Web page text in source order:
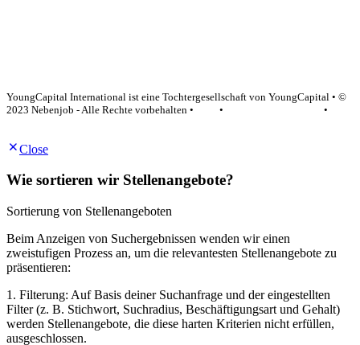
YoungCapital International ist eine Tochtergesellschaft von YoungCapital • ©
2023 Nebenjob - Alle Rechte vorbehalten •
•
•
Close
Wie sortieren wir Stellenangebote?
Sortierung von Stellenangeboten
Beim Anzeigen von Suchergebnissen wenden wir einen
zweistufigen Prozess an, um die relevantesten Stellenangebote zu
präsentieren:
1. Filterung: Auf Basis deiner Suchanfrage und der eingestellten
Filter (z. B. Stichwort, Suchradius, Beschäftigungsart und Gehalt)
werden Stellenangebote, die diese harten Kriterien nicht erfüllen,
ausgeschlossen.